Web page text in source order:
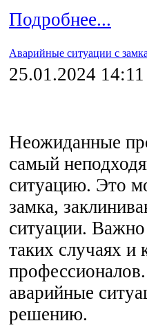
Подробнее...
Аварийные ситуации с
25.01.2024 14:11
Неожиданные
самый
ситуацию. Это
замка,
ситуации. Важно
таких случаях и
аварийные
решению.